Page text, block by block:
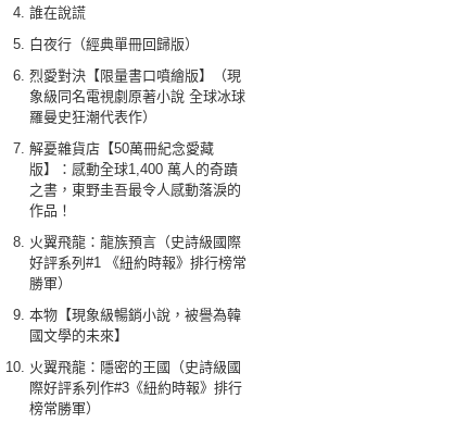
誰在說謊
白夜行（經典單冊回歸版）
烈愛對決【限量書口噴繪版】（現
象級同名電視劇原著小說 全球冰球
羅曼史狂潮代表作）
解憂雜貨店【50萬冊紀念愛藏
版】：感動全球1,400 萬人的奇蹟
之書，東野圭吾最令人感動落淚的
作品！
火翼飛龍：龍族預言（史詩級國際
好評系列#1 《紐約時報》排行榜常
勝軍）
本物【現象級暢銷小說，被譽為韓
國文學的未來】
火翼飛龍：隱密的王國（史詩級國
際好評系列作#3《紐約時報》排行
榜常勝軍）